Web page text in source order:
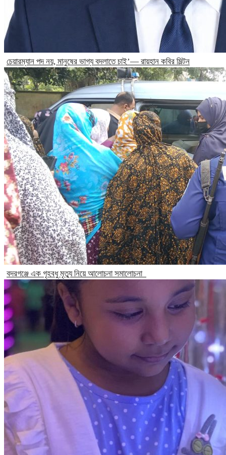
চেয়ারম্যান পদ নয়, মানুষের ভাগ্য বদলাতে চাই’— রায়হান কবির মিল্টন
বদরগঞ্জে এক গৃহবধু মৃত্যু নিয়ে আলোচনা সমালোচনা